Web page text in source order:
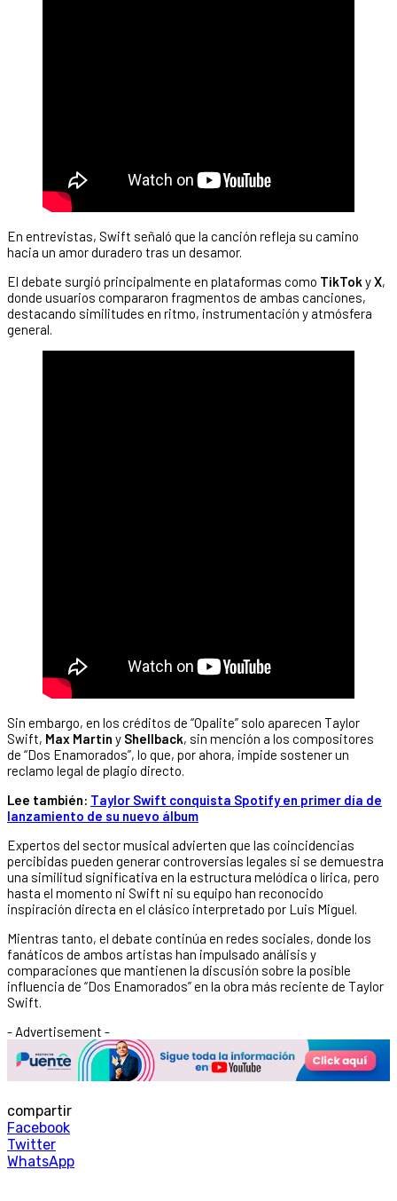
En entrevistas, Swift señaló que la canción refleja su camino
hacia un amor duradero tras un desamor.
El debate surgió principalmente en plataformas como TikTok yX,
donde usuarios compararon fragmentos de ambas canciones,
destacando similitudes en ritmo, instrumentación y atmósfera
general.
Sin embargo, en los créditos de “Opalite” solo aparecen Taylor
Swift, Max Martin y Shellback, sin mención a los compositores
de “Dos Enamorados”, lo que, por ahora, impide sostener un
reclamo legal de plagio directo.
Lee también: Taylor Swift conquista Spotify en primer día de
lanzamiento de su nuevo álbum
Expertos del sector musical advierten que las coincidencias
percibidas pueden generar controversias legales si se demuestra
una similitud significativa en la estructura melódica o lírica, pero
hasta el momento ni Swift ni su equipo han reconocido
inspiración directa en el clásico interpretado por Luis Miguel.
Mientras tanto, el debate continúa en redes sociales, donde los
fanáticos de ambos artistas han impulsado análisis y
comparaciones que mantienen la discusión sobre la posible
influencia de “Dos Enamorados” en la obra más reciente de Taylor
Swift.
- Advertisement -
compartir
Facebook
Twitter
WhatsApp